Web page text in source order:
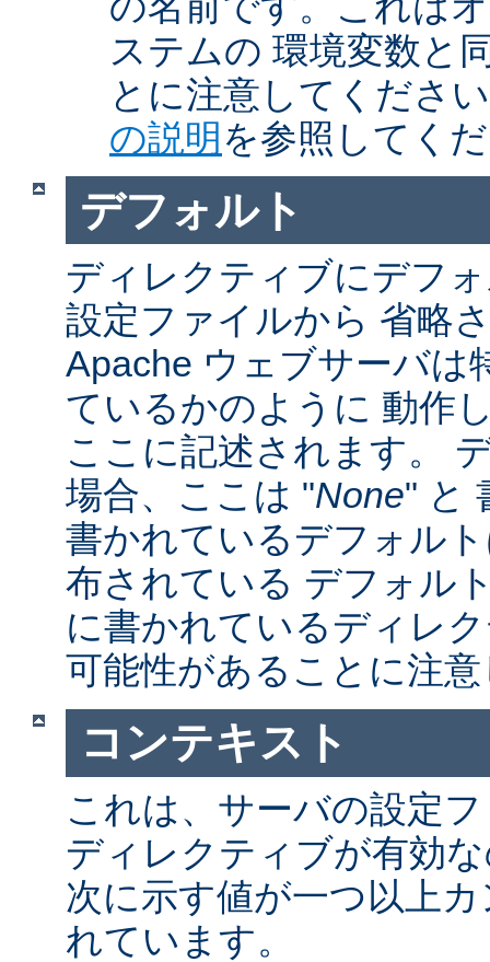
ステムの 環境変数と
とに注意してくださ
の説明 を参照してく
デフォルト
ディレクティブにデフ
設定ファイルから 省略
Apache ウェブサーバは
ているかのように 動作
ここに記述されます。
場合、ここは "None" と
書かれているデフォル
布されている デフォル
に書かれているディレ
可能性があることに注
コンテキスト
これは、サーバの設定
ディレクティブが有効
次に示す値が一つ以上
れています。